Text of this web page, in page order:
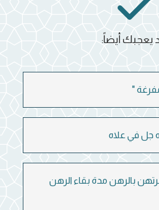
"
جل في علاه
بالرهن مدة بقاء الرهن
يعجبك أيضاً: